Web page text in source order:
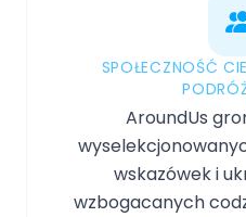
SPOŁECZNOŚĆ
AroundUs
wskazówek i
wzbogacanych